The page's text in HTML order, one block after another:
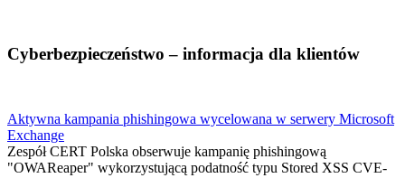
Cyberbezpieczeństwo – informacja dla klientów
Aktywna kampania phishingowa wycelowana w serwery Microsoft
Exchange
Zespół CERT Polska obserwuje kampanię phishingową
"OWAReaper" wykorzystującą podatność typu Stored XSS CVE-